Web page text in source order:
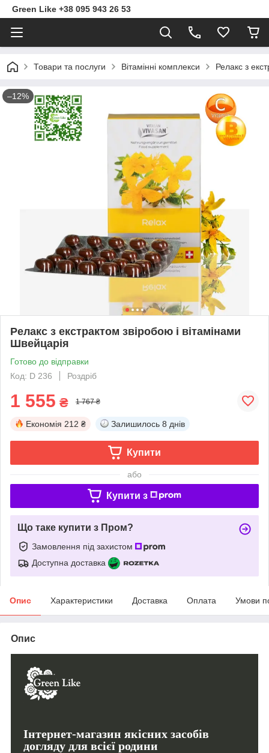
Green Like +38 095 943 26 53
Товари та послуги Вітамінні комплекси Релакс з
–12%
Релакс з екстрактом звіробою і вітамінами
Швейцарія
Готово до відправки
Код: D 236
Роздріб
1 555 ₴ 1 767 ₴
Економія 212 ₴ Залишилось 8 днів
Купити
або
Купити з
Що таке купити з Пром?
Замовлення під захистом
Доступна доставка
Опис Характеристики Доставка Оплата Умови
Опис
Інтернет-магазин якісних засобів
догляду для всієї родини